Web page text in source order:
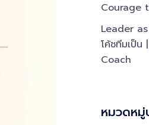
Courage
Leader
โค้ชทีมเป็
Coach
หมวดหมู่